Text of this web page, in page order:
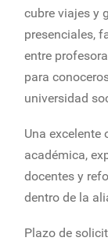
cubre viajes y
presenciales,
entre
para
universidad
Una excelente
académica,
docentes y
dentro de la
Plazo de